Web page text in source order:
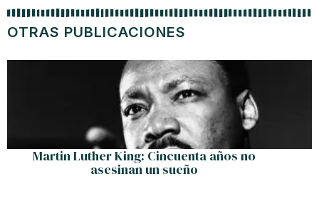
OTRAS PUBLICACIONES
Martin Luther King: Cincuenta años no
asesinan un sueño